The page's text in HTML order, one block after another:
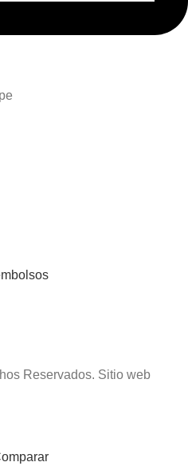
Reservados. Sitio web